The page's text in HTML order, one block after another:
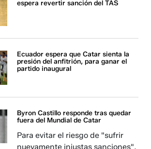
espera revertir sanción del TAS
Ecuador espera que Catar sienta la
presión del anfitrión, para ganar el
partido inaugural
Byron Castillo responde tras quedar
fuera del Mundial de Catar
Para evitar el riesgo de "sufrir
nuevamente injustas sanciones",